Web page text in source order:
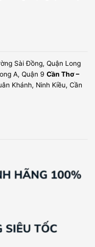
Sài Đồng, Quận Long
A, Quận 9 Cần Thơ –
Khánh, Ninh Kiều, Cần